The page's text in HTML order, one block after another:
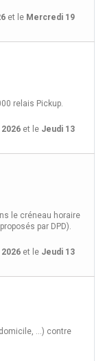
et le Mercredi 19
relais Pickup.
et le Jeudi 13
le créneau horaire
par DPD).
et le Jeudi 13
...) contre